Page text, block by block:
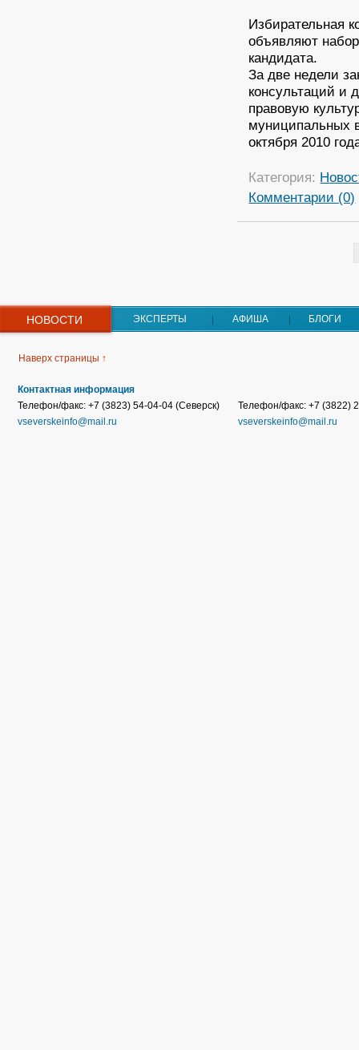
Избирательная
объявляют
кандидата.
За две недели
консультаций и
правовую
муниципальных
октября 2010
Категория:
Комментарии (0)
НОВОСТИ ЭКСПЕРТЫ АФИША БЛОГИ
Наверх страницы ↑
Контактная информация
Телефон/факс: +7 (3823) 54-04-04 (Северск)
vseverskeinfo@mail.ru
Телефон/факс: +7 (3822)
vseverskeinfo@mail.ru